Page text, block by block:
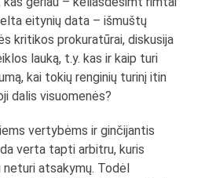
eitynių data – išmuštų
kritikos prokuratūrai, diskusija
lauką, t.y. kas ir kaip turi
kai tokių renginių turinį itin
dalis visuomenės?
vertybėms ir ginčijantis
verta tapti arbitru, kuris
neturi atsakymų. Todėl